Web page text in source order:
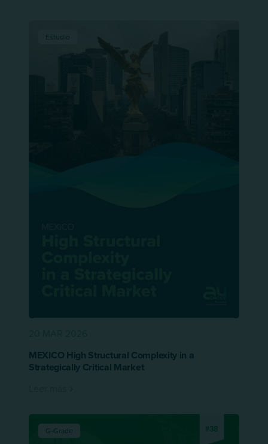
Estudio
MEXICO High Structural Complexity in a
Strategically Critical Market
G-Grade